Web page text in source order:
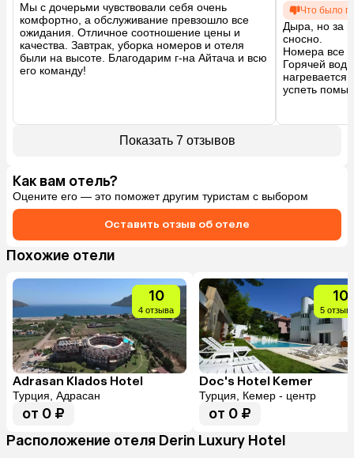
Мы с дочерьми чувствовали себя очень
комфортно, а обслуживание превзошло все
ожидания. Отличное соотношение цены и
качества. Завтрак, уборка номеров и отеля
были на высоте. Благодарим г-на Айтача и всю
его команду!
Что было
Дыра, но за
сносно.
Номера все
Горячей
успеть
белье
Показать 7 отзывов
Как вам отель?
Оцените его — это поможет другим туристам с выбором
Оставить отзыв об отеле
Похожие отели
10
4 отзыва
Adrasan Klados Hotel
Турция, Адрасан
от 0 ₽
10
5
Doc's Hotel Kemer
Турция, Кемер - центр
от 0 ₽
Расположение отеля Derin Luxury Hotel